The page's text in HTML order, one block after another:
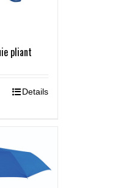
pliant
Details